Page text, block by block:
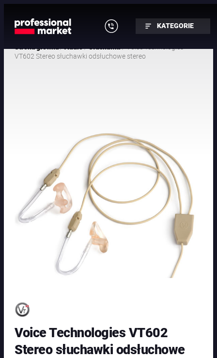
KATEGORIE
/ /
/ Voice Technologies
VT602 Stereo słuchawki odsłuchowe stereo
Voice Technologies VT602
Stereo słuchawki odsłuchowe